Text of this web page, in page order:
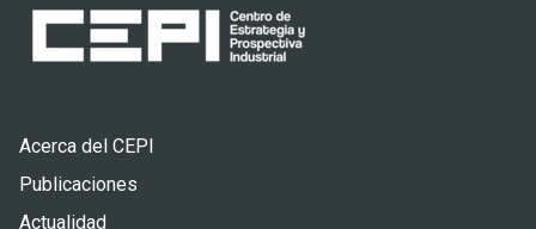
Pie
de
Acerca del CEPI
Publicaciones
Actualidad